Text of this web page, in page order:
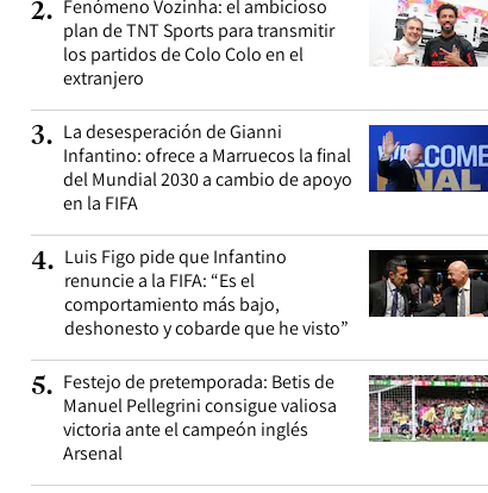
2. Fenómeno Vozinha: el ambicioso
plan de TNT Sports para transmitir
los partidos de Colo Colo en el
extranjero
3. La desesperación de Gianni
Infantino: ofrece a Marruecos la final
del Mundial 2030 a cambio de apoyo
en la FIFA
4. Luis Figo pide que Infantino
renuncie a la FIFA: “Es el
comportamiento más bajo,
deshonesto y cobarde que he visto”
5. Festejo de pretemporada: Betis de
Manuel Pellegrini consigue valiosa
victoria ante el campeón inglés
Arsenal